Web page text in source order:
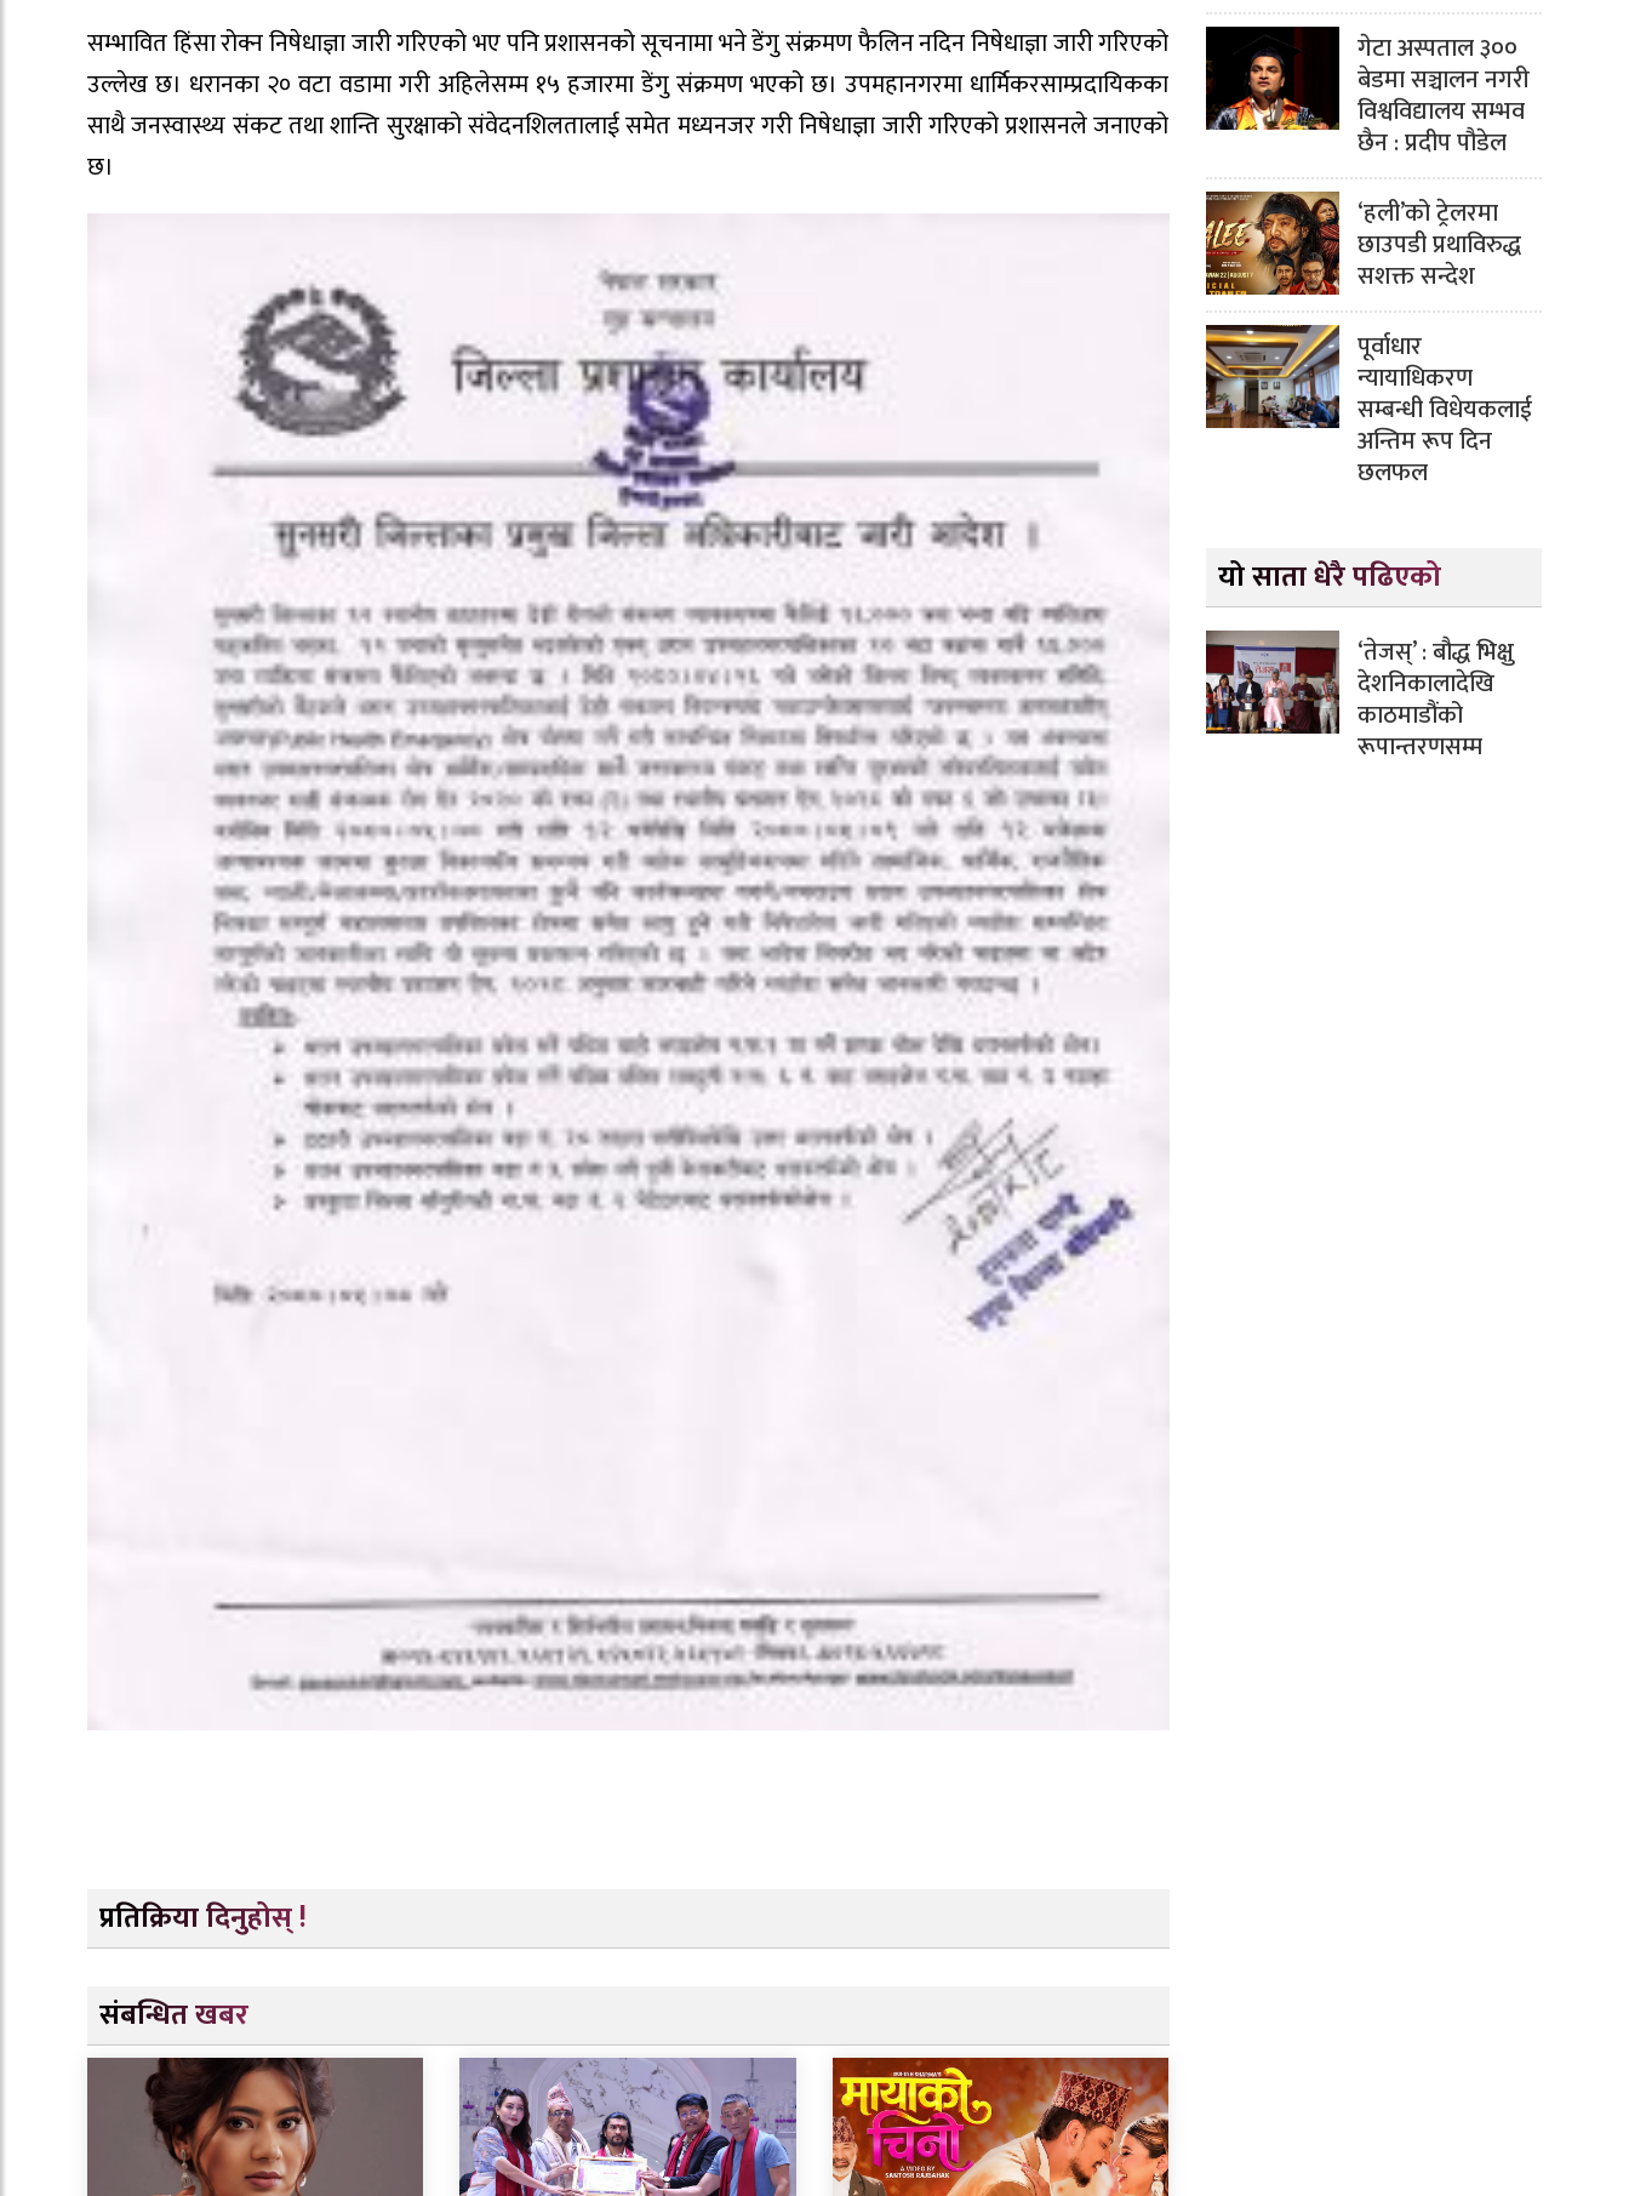
सम्भावित हिंसा रोक्न निषेधाज्ञा जारी गरिएको भए पनि प्रशासनको सूचनामा भने डेंगु संक्रमण फैलिन नदिन निषेधाज्ञा जारी गरिएको
उल्लेख छ। धरानका २० वटा वडामा गरी अहिलेसम्म १५ हजारमा डेंगु संक्रमण भएको छ। उपमहानगरमा धार्मिकरसाम्प्रदायिकका
साथै जनस्वास्थ्य संकट तथा शान्ति सुरक्षाको संवेदनशिलतालाई समेत मध्यनजर गरी निषेधाज्ञा जारी गरिएको प्रशासनले जनाएको
छ।
प्रतिक्रिया दिनुहोस् !
संबन्धित खबर
गेटा अस्पताल ३००
बेडमा सञ्चालन नगरी
विश्वविद्यालय सम्भव
छैन : प्रदीप पौडेल
‘हली’को ट्रेलरमा
छाउपडी प्रथाविरुद्ध
सशक्त सन्देश
पूर्वाधार
न्यायाधिकरण
सम्बन्धी विधेयकलाई
अन्तिम रूप दिन
छलफल
यो साता धेरै पढिएको
‘तेजस्’ : बौद्ध भिक्षु
देशनिकालादेखि
काठमाडौंको
रूपान्तरणसम्म